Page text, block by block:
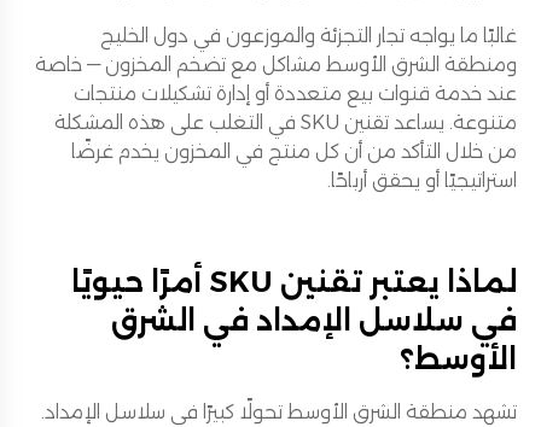
غالبًا ما يواجه تجار التجزئة والموزعون في دول الخليج
ومنطقة الشرق الأوسط مشاكل مع تضخم المخزون — خاصة
عند خدمة قنوات بيع متعددة أو إدارة تشكيلات منتجات
متنوعة. يساعد تقنين SKU في التغلب على هذه المشكلة
من خلال التأكد من أن كل منتج في المخزون يخدم غرضًا
استراتيجيًا أو يحقق أرباحًا.
لماذا يعتبر تقنين SKU أمرًا حيويًا
في سلاسل الإمداد في الشرق
الأوسط؟
تشهد منطقة الشرق الأوسط تحولًا كبيرًا في سلاسل الإمداد.